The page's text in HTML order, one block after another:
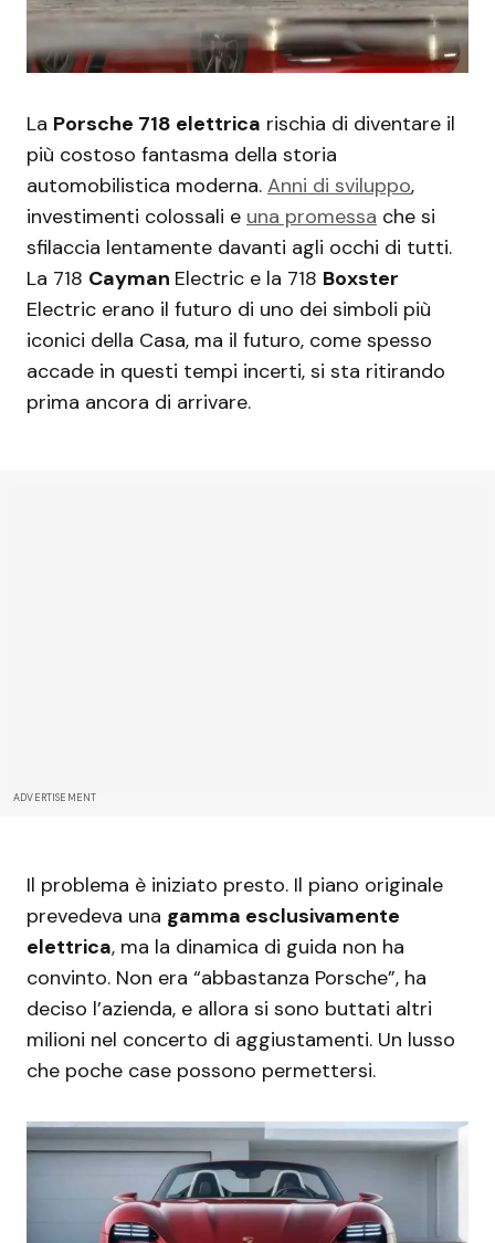
La Porsche 718 elettrica rischia di diventare il
più costoso fantasma della storia
automobilistica moderna. Anni di sviluppo,
investimenti colossali e una promessa che si
sfilaccia lentamente davanti agli occhi di tutti.
La 718 Cayman Electric e la 718 Boxster
Electric erano il futuro di uno dei simboli più
iconici della Casa, ma il futuro, come spesso
accade in questi tempi incerti, si sta ritirando
prima ancora di arrivare.
ADVERTISEMENT
Il problema è iniziato presto. Il piano originale
prevedeva una gamma esclusivamente
elettrica, ma la dinamica di guida non ha
convinto. Non era “abbastanza Porsche”, ha
deciso l’azienda, e allora si sono buttati altri
milioni nel concerto di aggiustamenti. Un lusso
che poche case possono permettersi.